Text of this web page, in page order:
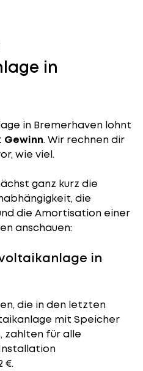
in
in Bremerhaven lohnt
Gewinn. Wir rechnen dir
wie viel.
ganz kurz die
die
die Amortisation einer
anschauen:
in
die in den letzten
mit Speicher
zahlten für alle
€.